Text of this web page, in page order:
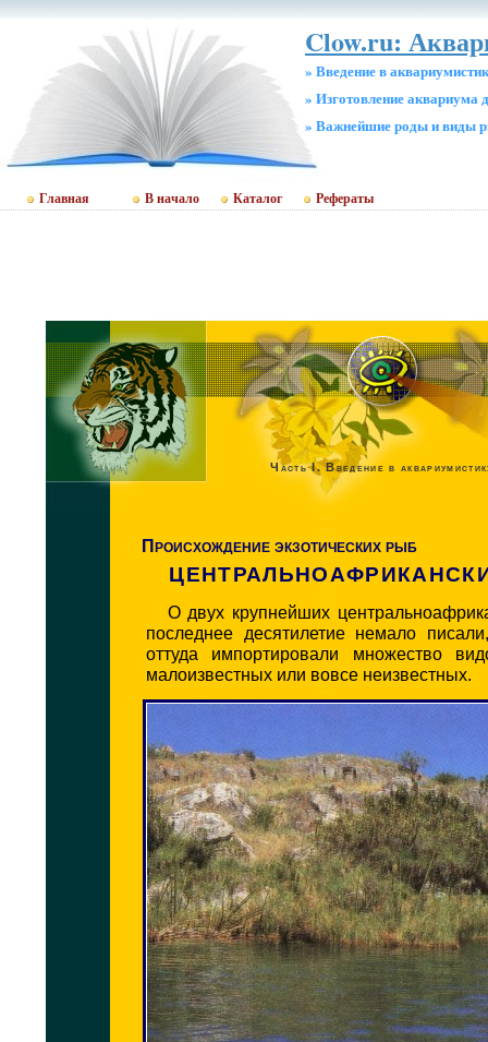
Clow.ru:
» Введение в
» Изготовление аквариума
» Важнейшие роды и виды
Главная В начало Каталог Рефераты
Часть I. Введение в
Происхождение экзотических рыб
Одвух крупнейших
последнее десятилетие немало
оттуда импортировали множество
малоизвестных или вовсе неизвестных.